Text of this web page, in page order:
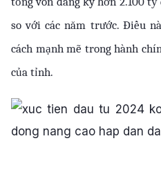
so với các năm trước. Điều
cách mạnh mẽ trong hành
của tỉnh.